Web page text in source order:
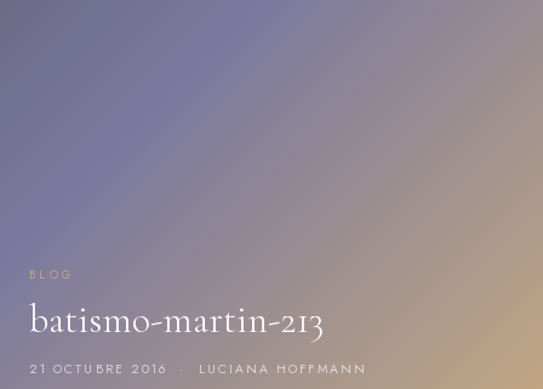
BLOG
batismo-martin-213
21 OCTUBRE 2016 · LUCIANA HOFFMANN